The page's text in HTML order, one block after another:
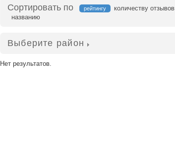
Сортировать по рейтингу количеству отзывов
названию
Выберите район
Нет результатов.